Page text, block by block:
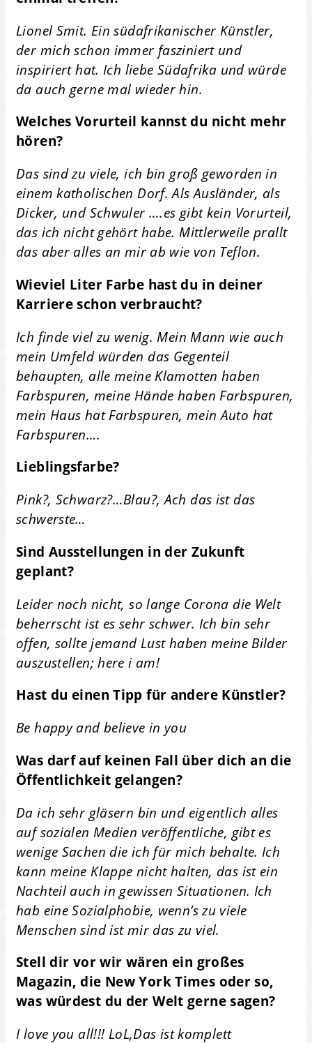
Lionel Smit. Ein südafrikanischer Künstler,
der mich schon immer fasziniert und
inspiriert hat. Ich liebe Südafrika und würde
da auch gerne mal wieder hin.
Welches Vorurteil kannst du nicht mehr
hören?
Das sind zu viele, ich bin groß geworden in
einem katholischen Dorf. Als Ausländer, als
Dicker, und Schwuler ….es gibt kein Vorurteil,
das ich nicht gehört habe. Mittlerweile prallt
das aber alles an mir ab wie von Teflon.
Wieviel Liter Farbe hast du in deiner
Karriere schon verbraucht?
Ich finde viel zu wenig. Mein Mann wie auch
mein Umfeld würden das Gegenteil
behaupten, alle meine Klamotten haben
Farbspuren, meine Hände haben Farbspuren,
mein Haus hat Farbspuren, mein Auto hat
Farbspuren….
Lieblingsfarbe?
Pink?, Schwarz?…Blau?, Ach das ist das
schwerste…
Sind Ausstellungen in der Zukunft
geplant?
Leider noch nicht, so lange Corona die Welt
beherrscht ist es sehr schwer. Ich bin sehr
offen, sollte jemand Lust haben meine Bilder
auszustellen; here i am!
Hast du einen Tipp für andere Künstler?
Be happy and believe in you
Was darf auf keinen Fall über dich an die
Öffentlichkeit gelangen?
Da ich sehr gläsern bin und eigentlich alles
auf sozialen Medien veröffentliche, gibt es
wenige Sachen die ich für mich behalte. Ich
kann meine Klappe nicht halten, das ist ein
Nachteil auch in gewissen Situationen. Ich
hab eine Sozialphobie, wenn’s zu viele
Menschen sind ist mir das zu viel.
Stell dir vor wir wären ein großes
Magazin, die New York Times oder so,
was würdest du der Welt gerne sagen?
I love you all!!! LoL,Das ist komplett